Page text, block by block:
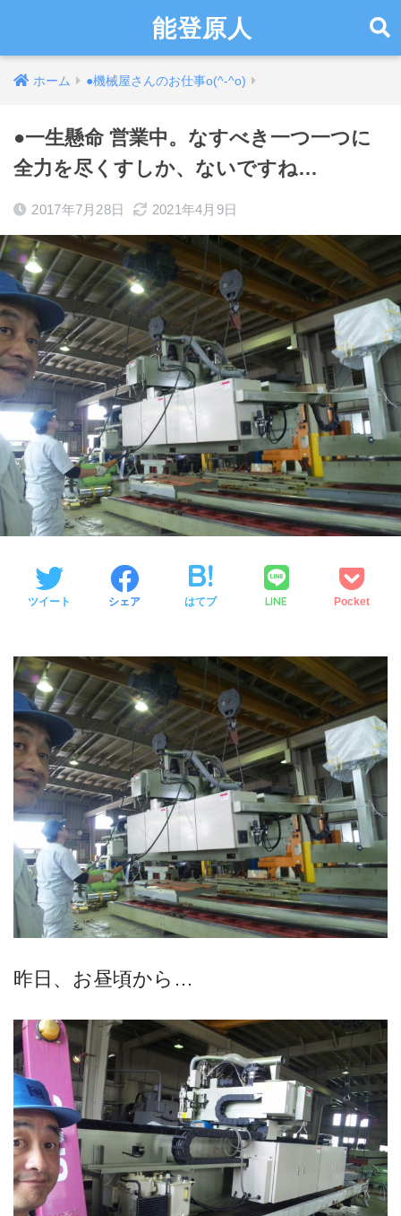
能登原人
ホーム ●機械屋さんのお仕事o(^-^o)
●一生懸命 営業中。なすべき一つ一つに
全力を尽くすしか、ないですね…
2017年7月28日 2021年4月9日
ツイート シェア はてブ LINE Pocket
昨日、お昼頃から…